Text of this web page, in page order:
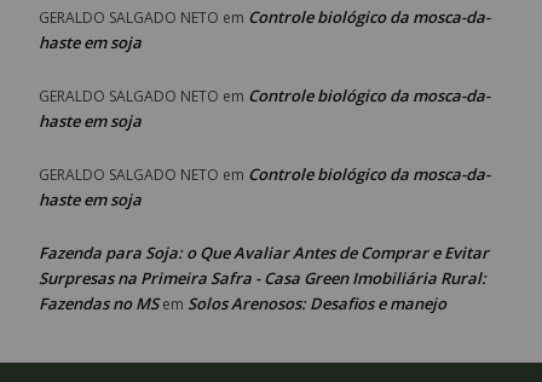
GERALDO SALGADO NETO em Controle biológico da mosca-da-
haste em soja
GERALDO SALGADO NETO em Controle biológico da mosca-da-
haste em soja
GERALDO SALGADO NETO em Controle biológico da mosca-da-
haste em soja
Fazenda para Soja: o Que Avaliar Antes de Comprar e Evitar
Surpresas na Primeira Safra - Casa Green Imobiliária Rural:
Fazendas no MSem Solos Arenosos: Desafios e manejo